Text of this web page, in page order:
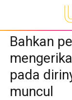
Bahkan
pada
muncul